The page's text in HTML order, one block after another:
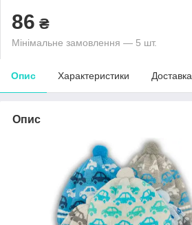
86 ₴
Мінімальне замовлення — 5 шт.
Опис Характеристики Доставка
Опис